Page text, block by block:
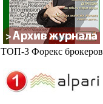
ТОП-3 Форекс брокеров